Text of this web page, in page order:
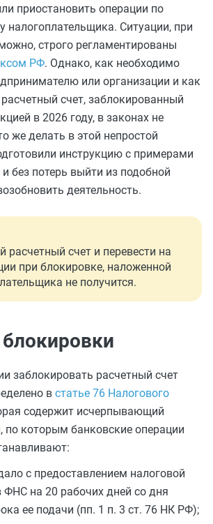
приостановить операции по
налогоплательщика. Ситуации, при
строго регламентированы
РФ. Однако, как необходимо
или организации и как
счет, заблокированный
в 2026 году, в законах не
же делать в этой непростой
инструкцию с примерами
без потерь выйти из подобной
деятельность.
расчетный счет и перевести на
при блокировке, наложенной
не получится.
заблокировать расчетный счет
в статье 76 Налогового
содержит исчерпывающий
по которым банковские операции
с предоставлением налоговой
ФНС на 20 рабочих дней со дня
ее подачи (пп. 1 п. 3 ст. 76 НК РФ);